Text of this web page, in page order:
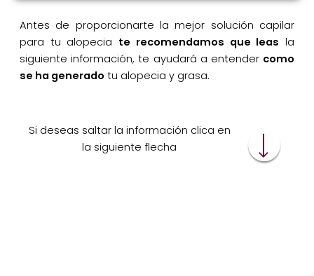
Antes de proporcionarte la mejor solución capilar
para tu alopecia te recomendamos que leas la
siguiente información, te ayudará a entender como
se ha generado tu alopecia y grasa.
Si deseas saltar la información clica en
la siguiente flecha